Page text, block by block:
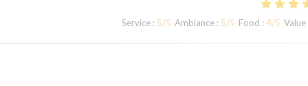
Service : 5/5 Ambiance : 5/5 Food : 4/5 Value